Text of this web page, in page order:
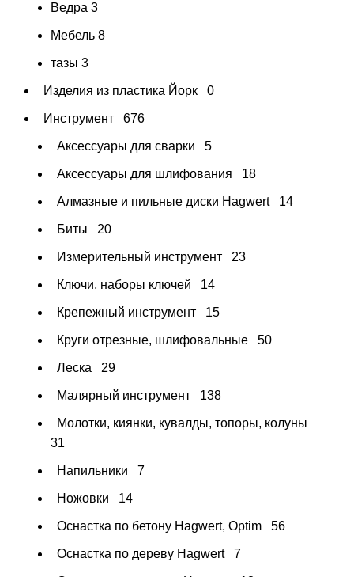
Ведра 3
Мебель 8
тазы 3
Изделия из пластика Йорк 0
Инструмент 676
Аксессуары для сварки 5
Аксессуары для шлифования 18
Алмазные и пильные диски Hagwert 14
Биты 20
Измерительный инструмент 23
Ключи, наборы ключей 14
Крепежный инструмент 15
Круги отрезные, шлифовальные 50
Леска 29
Малярный инструмент 138
Молотки, киянки, кувалды, топоры, колуны
31
Напильники 7
Ножовки 14
Оснастка по бетону Hagwert, Optim 56
Оснастка по дереву Hagwert 7